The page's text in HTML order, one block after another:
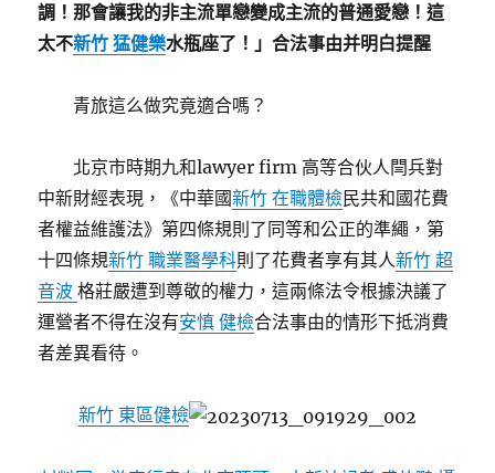
調！那會讓我的非主流單戀變成主流的普通愛戀！這
太不新竹 猛健樂水瓶座了！」合法事由并明白提醒
青旅這么做究竟適合嗎？
北京市時期九和lawyer firm 高等合伙人閆兵對
中新財經表現，《中華國新竹 在職體檢民共和國花費
者權益維護法》第四條規則了同等和公正的準繩，第
十四條規新竹 職業醫學科則了花費者享有其人新竹 超
音波格莊嚴遭到尊敬的權力，這兩條法令根據決議了
運營者不得在沒有安慎 健檢合法事由的情形下抵消費
者差異看待。
新竹 東區健檢